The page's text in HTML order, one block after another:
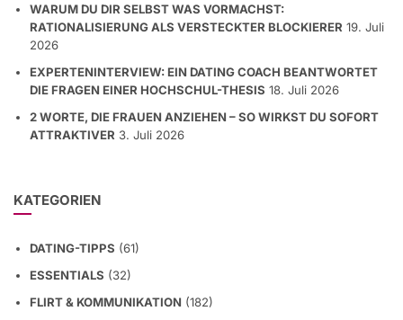
WARUM DU DIR SELBST WAS VORMACHST:
RATIONALISIERUNG ALS VERSTECKTER BLOCKIERER 19. Juli
2026
EXPERTENINTERVIEW: EIN DATING COACH BEANTWORTET
DIE FRAGEN EINER HOCHSCHUL-THESIS 18. Juli 2026
2 WORTE, DIE FRAUEN ANZIEHEN – SO WIRKST DU SOFORT
ATTRAKTIVER 3. Juli 2026
KATEGORIEN
DATING-TIPPS (61)
ESSENTIALS (32)
FLIRT & KOMMUNIKATION (182)